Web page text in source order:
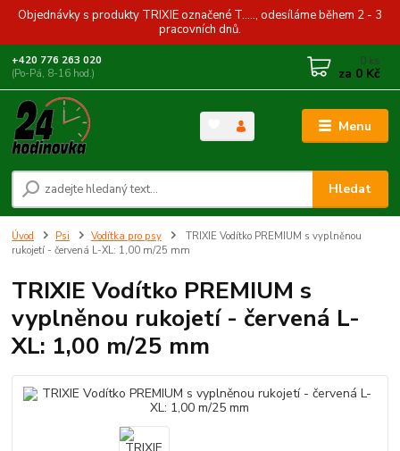
Objednávky s produkty TRIXIE označené T....., odesíláme během 2 - 3
pracovních dnů.
Menu
Hledat
+420 776 263 020
(Po-Pá, 8-16 hod.)
0 ks
za 0 Kč
Úvod Psi Vodítka pro psy
TRIXIE Vodítko PREMIUM s vyplněnou
rukojetí - červená L-XL: 1,00 m/25 mm
TRIXIE Vodítko PREMIUM s
vyplněnou rukojetí - červená L-
XL: 1,00 m/25 mm